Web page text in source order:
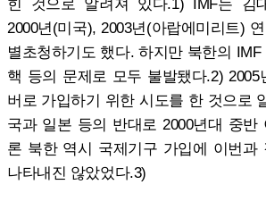
2000년(미국), 2003년(아랍에미리트)
별초청하기도 했다. 하지만 북한의
핵 등의 문제로 모두 불발됐다.2) 2005
버로 가입하기 위한 시도를 한 것으로
국과 일본 등의 반대로 2000년대 중반
론 북한 역시 국제기구 가입에 이번과
나타내진 않았었다.3)